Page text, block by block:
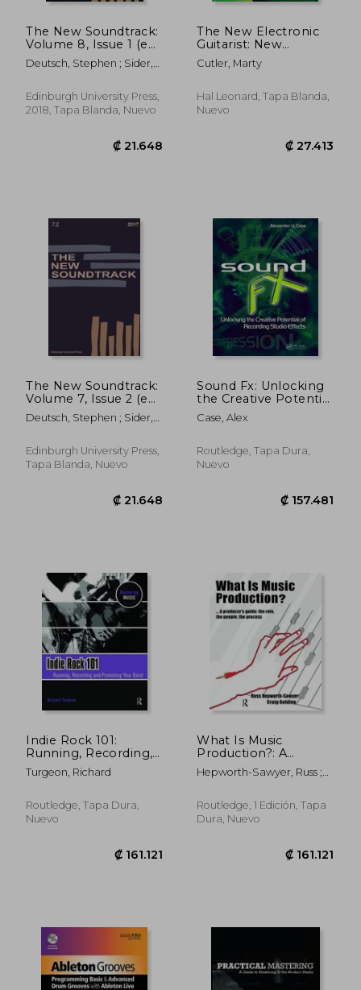
The New Soundtrack:
Volume 8, Issue 1 (en
Inglés)
Deutsch, Stephen ; Sider,
Edinburgh University Press,
2018, Tapa Blanda, Nuevo
₡ 21.648
The New Electronic
Guitarist: New
Technologies and
Techniques for the
(en Inglés)
Cutler, Marty
Hal Leonard, Tapa Blanda,
Nuevo
₡
The New Soundtrack:
Volume 7, Issue 2 (en
Inglés)
Deutsch, Stephen ; Sider,
Edinburgh University Press,
Tapa Blanda, Nuevo
Sound Fx: Unlocking
the Creative Potential
of Recording Studio
Effects (en Inglés)
Case, Alex
Routledge, Tapa Dura,
Nuevo
Indie Rock 101:
Running, Recording,
Promoting Your Band
(en Inglés)
Turgeon, Richard
Routledge, Tapa Dura,
Nuevo
What Is Music
Production?: A
Producers Guide: The
Role, the People, the
Hepworth-Sawyer, Russ ;
Routledge, 1 Edición, Tapa
Dura, Nuevo